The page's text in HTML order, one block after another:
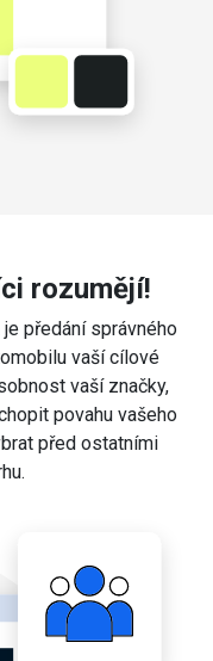
rozumějí!
předání správného
vaší cílové
vaší značky,
povahu vašeho
před ostatními